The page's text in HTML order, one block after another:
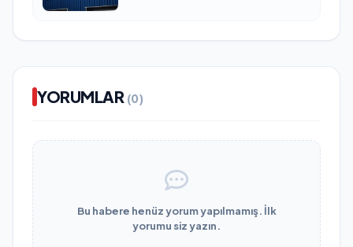
YORUMLAR (0)
Bu habere henüz yorum yapılmamış. İlk
yorumu siz yazın.